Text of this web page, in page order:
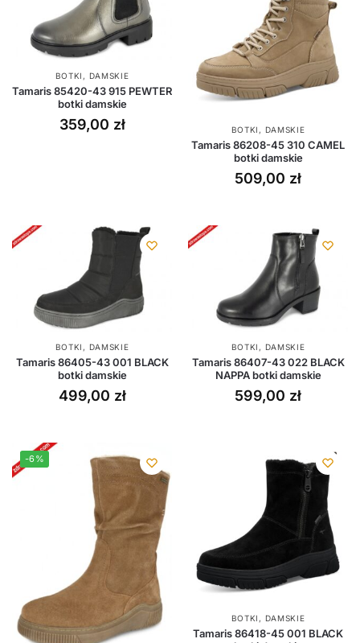
BOTKI , DAMSKIE
Tamaris 85420-43 915 PEWTER
botki damskie
359,00 zł BOTKI , DAMSKIE
Tamaris 86208-45 310 CAMEL
botki damskie
509,00 zł
BOTKI , DAMSKIE
Tamaris 86405-43 001 BLACK
botki damskie
499,00 zł
BOTKI , DAMSKIE
Tamaris 86407-43 022 BLACK
NAPPA botki damskie
599,00 zł
-6%
BOTKI , DAMSKIE
Tamaris 86418-45 001 BLACK